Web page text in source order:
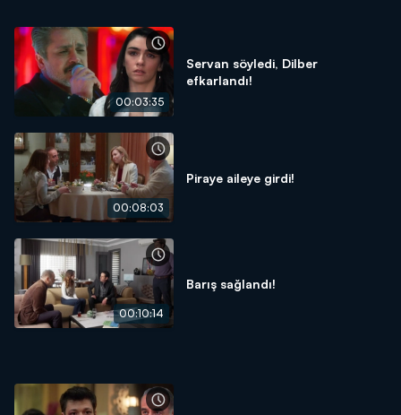
00:03:35
Servan söyledi, Dilber
efkarlandı!
00:08:03
Piraye aileye girdi!
00:10:14
Barış sağlandı!